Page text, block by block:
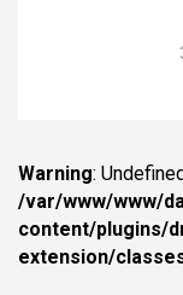
Warning:
/var/www/www/
content/plugins/
extension/